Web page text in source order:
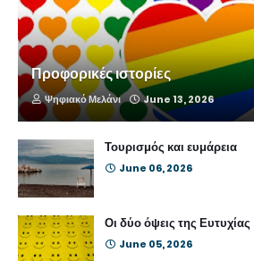
Προφορικές ιστορίες
Ψηφιακό Μελάνι June 13, 2026
Τουρισμός και ευμάρεια
June 06, 2026
Οι δύο όψεις της Ευτυχίας
June 05, 2026